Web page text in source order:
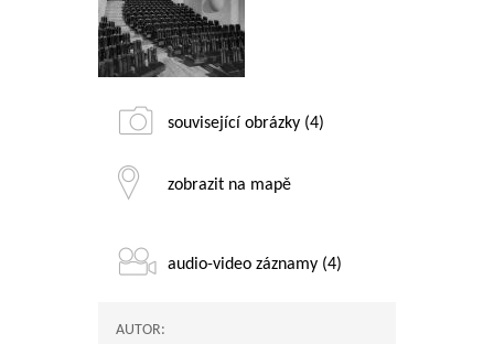
související obrázky (4)
zobrazit na mapě
audio-video záznamy (4)
AUTOR: